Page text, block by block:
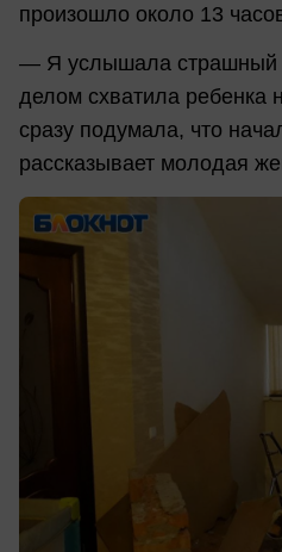
произошло около 13
— Я услышала страшный
делом схватила ребенка
сразу подумала, что
рассказывает молодая